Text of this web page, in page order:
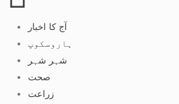
آج کا اخبار
ہاروسکوپ
شہر شہر
صحت
زراعت